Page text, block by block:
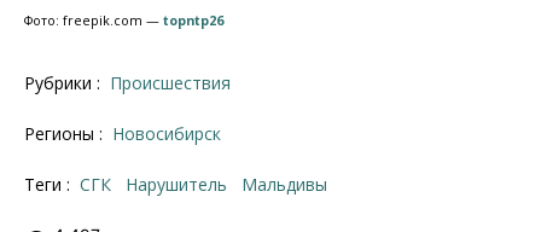
Фото: freepik.com — topntp26
Рубрики : Происшествия
Регионы : Новосибирск
Теги : СГК нарушитель Мальдивы